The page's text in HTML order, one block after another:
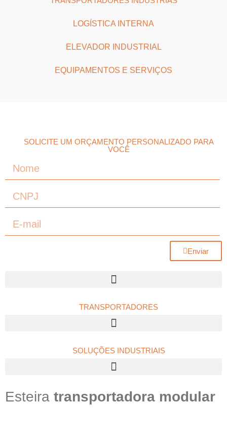
LOGÍSTICA INTERNA
ELEVADOR INDUSTRIAL
EQUIPAMENTOS E SERVIÇOS
SOLICITE UM ORÇAMENTO PERSONALIZADO PARA
VOCÊ
Enviar
TRANSPORTADORES
SOLUÇÕES INDUSTRIAIS
Esteira transportadora modular